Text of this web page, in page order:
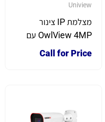
Uniview
מצלמת IP צינור
OwlView 4MP עם
צבע מלא בלילה
Call for Price